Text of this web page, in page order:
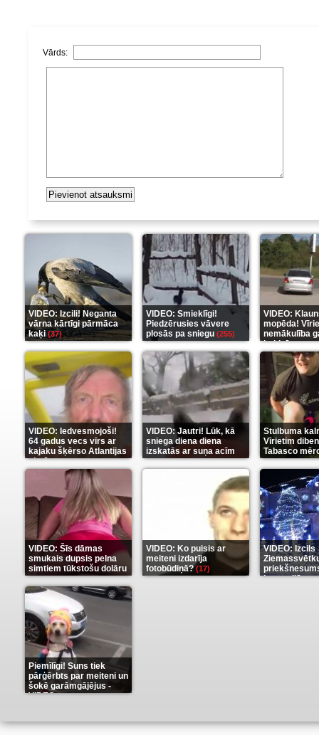
Vārds:
VIDEO: Izcili! Neganta
vārna kārtīgi pārmāca
kaķi(37)
VIDEO: Smieklīgi!
Piedzērusies vāvere
plosās pa sniegu (255)
VIDEO:
mopēda!
nemākulība
beidzās ar
(289)
VIDEO: Iedvesmojoši!
64 gadus vecs vīrs ar
kajaku šķērso Atlantijas
okeānu(5)
VIDEO: Jautri! Lūk, kā
sniega diena diena
izskatās ar suņa acīm
(6)
Stulbuma
Vīrietim
Tabasco
(7)
VIDEO: Šīs dāmas
smukais dupsis pelna
simtiem tūkstošu dolāru
(9)
VIDEO: Ko puisis ar
meiteni izdarīja
fotobūdiņā?(17)
VIDEO: Izcils
karu stilā(7)
Piemīlīgi! Suns tiek
pārģērbts par meiteni un
šokē garāmgājējus -
VIDEO(8)